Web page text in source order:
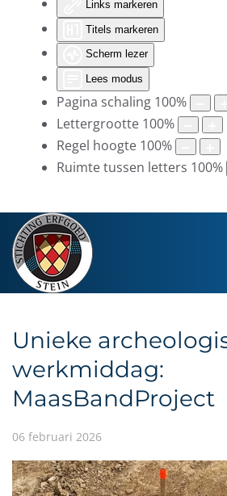
Links markeren
Titels markeren
Scherm lezer
Lees modus
Pagina schaling 100%
Lettergrootte 100%
Regel hoogte 100%
Ruimte tussen letters 100%
Unieke
werkmiddag:
MaasBandProject
06 februari 2026